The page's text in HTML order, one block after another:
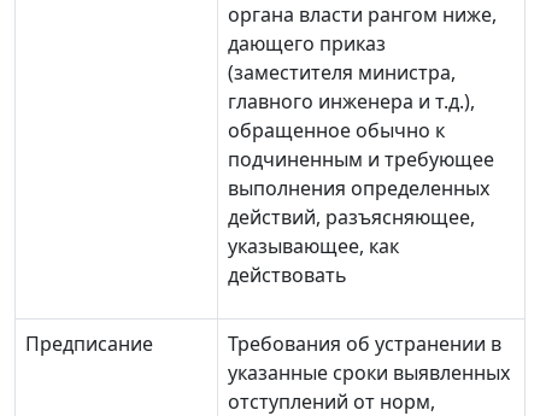
органа власти рангом ниже,
дающего приказ
(заместителя министра,
главного инженера и т.д.),
обращенное обычно к
подчиненным и требующее
выполнения определенных
действий, разъясняющее,
указывающее, как
действовать
Предписание
Требования об устранении в
указанные сроки выявленных
отступлений от норм,